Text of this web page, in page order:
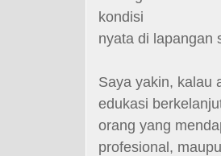
kondisi
nyata di lapangan
Saya yakin, kalau
edukasi
orang yang
profesional,